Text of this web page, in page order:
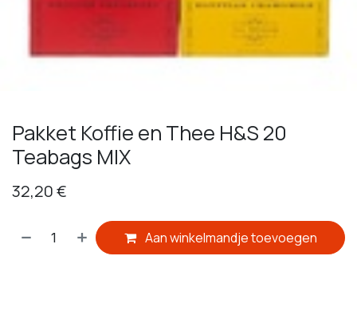
Pakket Koffie en Thee H&S 20
Teabags MIX
32,20€
Aan winkelmandje toevoegen